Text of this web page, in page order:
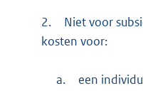
2.
Niet voor
kosten voor:
a. een